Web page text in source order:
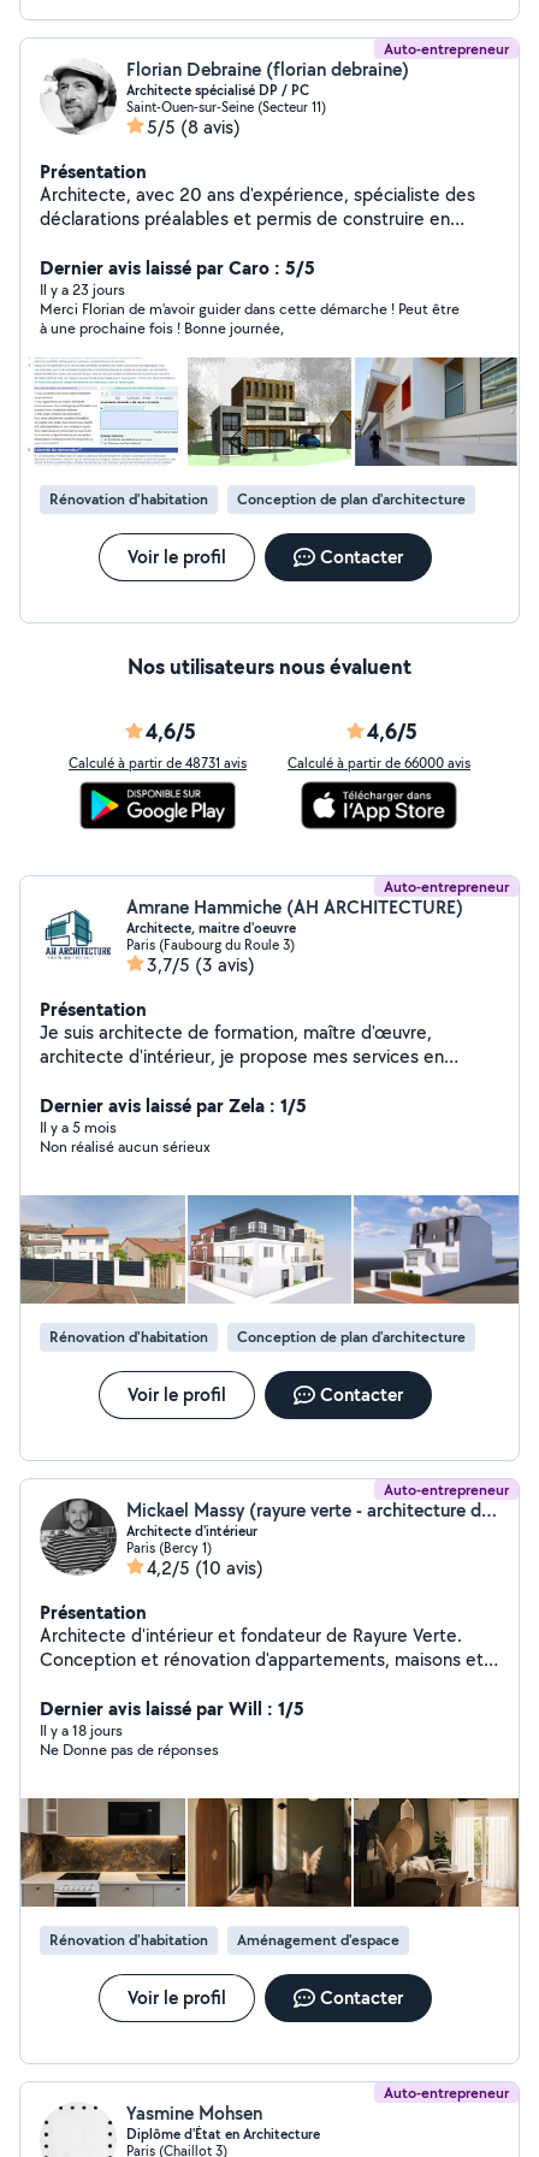
concrétiser.
Auto-entrepreneur
Florian Debraine (florian debraine)
Architecte spécialisé DP / PC
Saint-Ouen-sur-Seine (Secteur 11)
5/5 (8 avis)
Présentation
Architecte, avec 20 ans d'expérience, spécialiste des
déclarations préalables et permis de construire en
petit au plus grand !
Dernier avis laissé par Caro : 5/5
Il y a 23 jours
Merci Florian de m'avoir guider dans cette démarche ! Peut être
à une prochaine fois ! Bonne journée,
Rénovation d'habitation Conception de plan d'architecture
Voir le profil Contacter
Nos utilisateurs nous évaluent
4,6/5
Calculé à partir de 48731 avis
4,6/5
Calculé à partir de 66000 avis
Auto-entrepreneur
Amrane Hammiche (AH ARCHITECTURE)
Architecte, maitre d'oeuvre
Paris (Faubourg du Roule 3)
3,7/5 (3 avis)
Présentation
Je suis architecte de formation, maître d'œuvre,
architecte d'intérieur, je propose mes services en
travaux, permis de construire moins de 150 m2, des
aménagement intérieurs et extérieur en 2D et 3D,
établissement des dossier demande d'autorisation
Dernier avis laissé par Zela : 1/5
Il y a 5 mois
Non réalisé aucun sérieux
Rénovation d'habitation Conception de plan d'architecture
Voir le profil Contacter
Auto-entrepreneur
Mickael Massy (rayure verte - architecture d’intérieur)
Architecte d'intérieur
Paris (Bercy 1)
4,2/5 (10 avis)
Présentation
Architecte d'intérieur et fondateur de Rayure Verte.
Conception et rénovation d'appartements, maisons et
conception jusqu'au suivi des travaux : optimisation des
espaces conception de cuisine et salle de bain plans 2D
et modélisation 3D choix matériaux et mobilier dossiers
mesure avec attention portée à l'esthétique, la
faisabilité technique et au budget du projet. Découvrez
l'univers Rayure Verte sur Instagram: rayure_verte
Dernier avis laissé par Will : 1/5
Il y a 18 jours
Ne Donne pas de réponses
Rénovation d'habitation Aménagement d'espace
Voir le profil Contacter
Auto-entrepreneur
Yasmine Mohsen
Diplôme d'État en Architecture
Paris (Chaillot 3)